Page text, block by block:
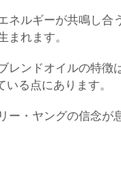
ネルギーが共鳴し合
まれます。
レンドオイルの特徴
いる点にあります。
ー・ヤングの信念が